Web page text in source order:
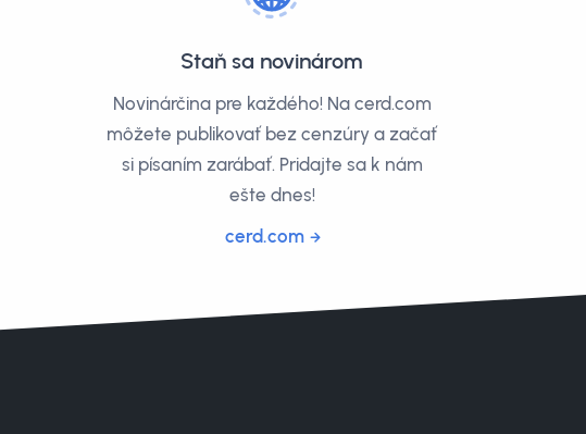
Staň sa novinárom
Novinárčina pre každého! Na cerd.com
môžete publikovať bez cenzúry a začať
si písaním zarábať. Pridajte sa k nám
ešte dnes!
cerd.com